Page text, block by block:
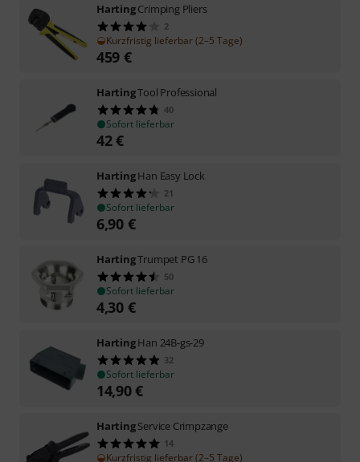
HartingCrimping Pliers
2
Kurzfristig lieferbar (2–5 Tage)
459 €
HartingTool Professional
40
Sofort lieferbar
42€
HartingHan Easy Lock
21
Sofort lieferbar
6,90 €
HartingTrumpet PG 16
50
Sofort lieferbar
4,30 €
HartingHan 24B-gs-29
32
Sofort lieferbar
14,90€
HartingService Crimpzange
14
Kurzfristig lieferbar (2–5 Tage)